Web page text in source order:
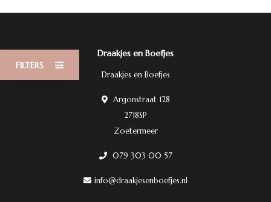
FILTERS
Draakjes en Boefjes
Draakjes en Boefjes
Argonstraat 128
2718SP
Zoetermeer
079 303 00 57
info@draakjesenboefjes.nl